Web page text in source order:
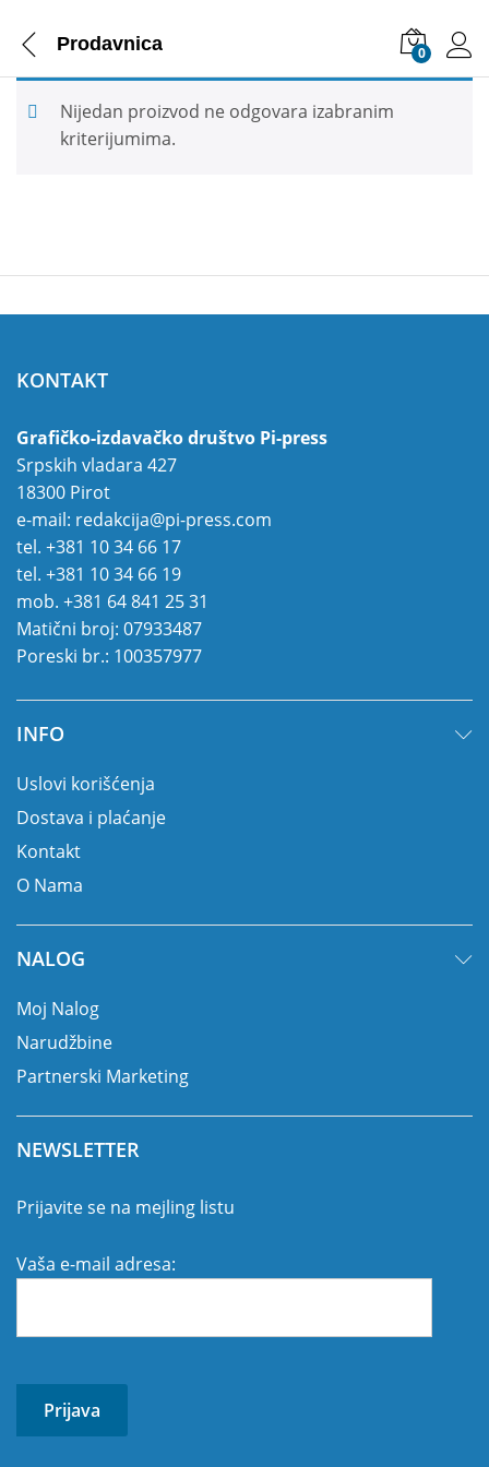
Prodavnica 0
Nijedan proizvod ne odgovara izabranim
kriterijumima.
KONTAKT
Grafičko-izdavačko društvo Pi-press
Srpskih vladara 427
18300 Pirot
e-mail: redakcija@pi-press.com
tel. +381 10 34 66 17
tel. +381 10 34 66 19
mob. +381 64 841 25 31
Matični broj: 07933487
Poreski br.: 100357977
INFO
Uslovi korišćenja
Dostava i plaćanje
Kontakt
O Nama
NALOG
Moj Nalog
Narudžbine
Partnerski Marketing
NEWSLETTER
Prijavite se na mejling listu
Vaša e-mail adresa: